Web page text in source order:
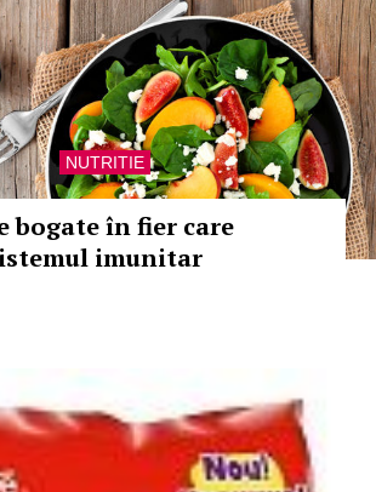
NUTRITIE
bogate în fier care
imunitar